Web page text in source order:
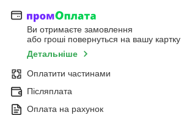
Ви отримаєте замовлення
або гроші повернуться на вашу картку
Детальніше
Оплатити частинами
Післяплата
Оплата на рахунок